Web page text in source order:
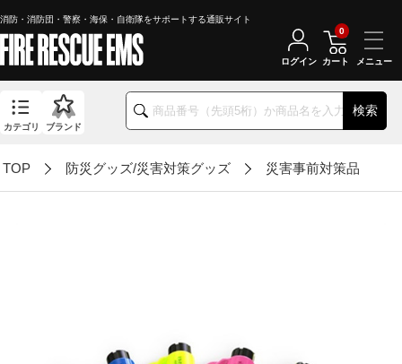
消防・消防団・警察・海保・自衛隊をサポートする通販サイト
検索
カテゴリ ブランド
ログイン カート
0
TOP 防災グッズ/災害対策グッズ 災害事前対策品